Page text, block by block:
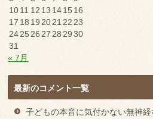
1011 12 13 141516
17 18 19 2021 22 23
242526 27 28 29 30
31
« 7月
最新のコメント一覧
子どもの本音に気付かない無神経